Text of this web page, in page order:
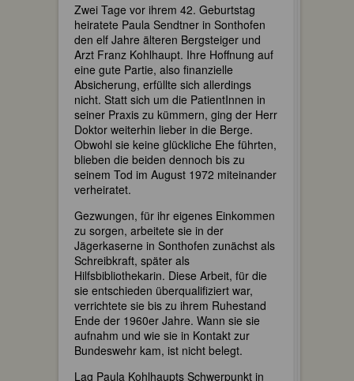
Zwei Tage vor ihrem 42. Geburtstag
heiratete Paula Sendtner in Sonthofen
den elf Jahre älteren Bergsteiger und
Arzt Franz Kohlhaupt. Ihre Hoffnung auf
eine gute Partie, also finanzielle
Absicherung, erfüllte sich allerdings
nicht. Statt sich um die PatientInnen in
seiner Praxis zu kümmern, ging der Herr
Doktor weiterhin lieber in die Berge.
Obwohl sie keine glückliche Ehe führten,
blieben die beiden dennoch bis zu
seinem Tod im August 1972 miteinander
verheiratet.
Gezwungen, für ihr eigenes Einkommen
zu sorgen, arbeitete sie in der
Jägerkaserne in Sonthofen zunächst als
Schreibkraft, später als
Hilfsbibliothekarin. Diese Arbeit, für die
sie entschieden überqualifiziert war,
verrichtete sie bis zu ihrem Ruhestand
Ende der 1960er Jahre. Wann sie sie
aufnahm und wie sie in Kontakt zur
Bundeswehr kam, ist nicht belegt.
Lag Paula Kohlhaupts Schwerpunkt in